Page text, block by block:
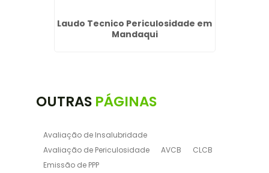
Laudo Tecnico Periculosidade em
Mandaqui
OUTRAS PÁGINAS
Avaliação de Insalubridade
Avaliação de Periculosidade
AVCB
CLCB
Emissão de PPP